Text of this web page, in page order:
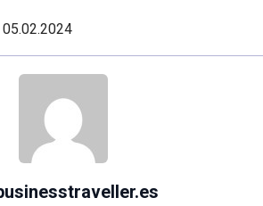
05.02.2024